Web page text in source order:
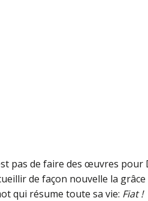
pas de faire des œuvres
de façon nouvelle la
qui résume toute sa vie: Fiat !